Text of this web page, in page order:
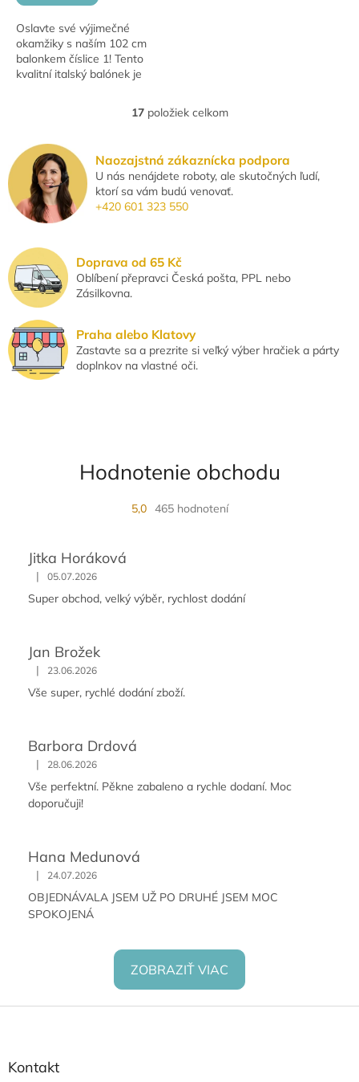
Oslavte své výjimečné
okamžiky s naším 102 cm
balonkem číslice 1! Tento
kvalitní italský balónek je
O
á
d
a
c
p
r
v
v
ý
p
17položiek celkom
Naozajstná zákaznícka podpora
U nás nenájdete roboty, ale skutočných ľudí,
ktorí sa vám budú venovať.
+420 601 323 550
Doprava od 65 Kč
Oblíbení přepravci Česká pošta, PPL nebo
Zásilkovna.
Praha alebo Klatovy
Zastavte sa a prezrite si veľký výber hračiek a párty
doplnkov na vlastné oči.
Hodnotenie obchodu
5,0 465 hodnotení
Jitka Horáková
| 05.07.2026
Super obchod, velký výběr, rychlost dodání
Jan Brožek
| 23.06.2026
Vše super, rychlé dodání zboží.
Barbora Drdová
| 28.06.2026
Vše perfektní. Pěkne zabaleno a rychle dodaní. Moc
doporučuji!
Hana Medunová
| 24.07.2026
OBJEDNÁVALA JSEM UŽ PO DRUHÉ JSEM MOC
SPOKOJENÁ
ZOBRAZIŤ VIAC
Z
Kontakt